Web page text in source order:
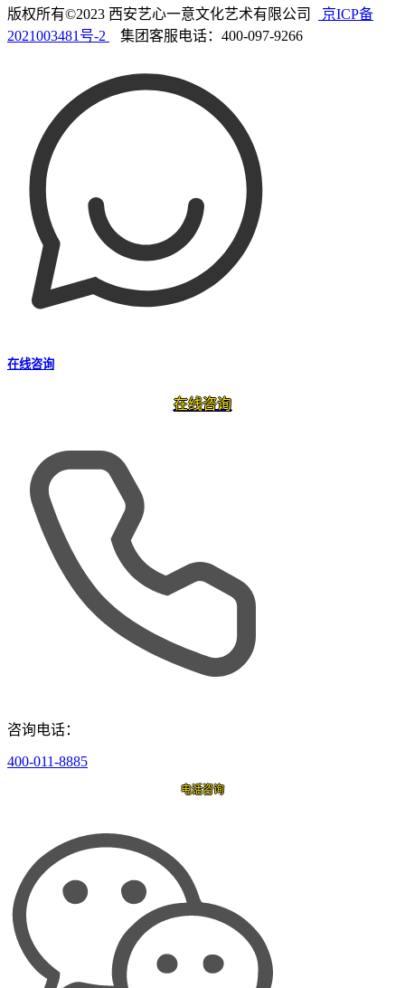
版权所有©2023 西安艺心一意文化艺术有限公司
京ICP备
2021003481号-2
集团客服电话：400-097-9266
在线咨询
在线咨询
咨询电话：
400-011-8885
电话咨询